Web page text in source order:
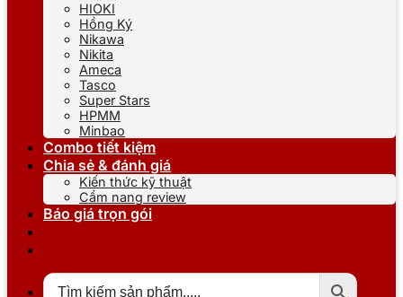
HIOKI
Hồng Ký
Nikawa
Nikita
Ameca
Tasco
Super Stars
HPMM
Minbao
Combo tiết kiệm
Chia sẻ & đánh giá
Kiến thức kỹ thuật
Cẩm nang review
Báo giá trọn gói